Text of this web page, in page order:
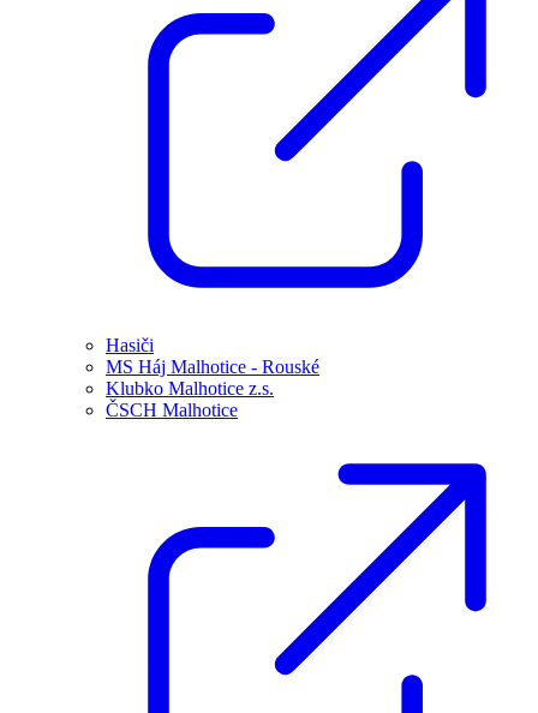
Hasiči
MS Háj Malhotice - Rouské
Klubko Malhotice z.s.
ČSCH Malhotice